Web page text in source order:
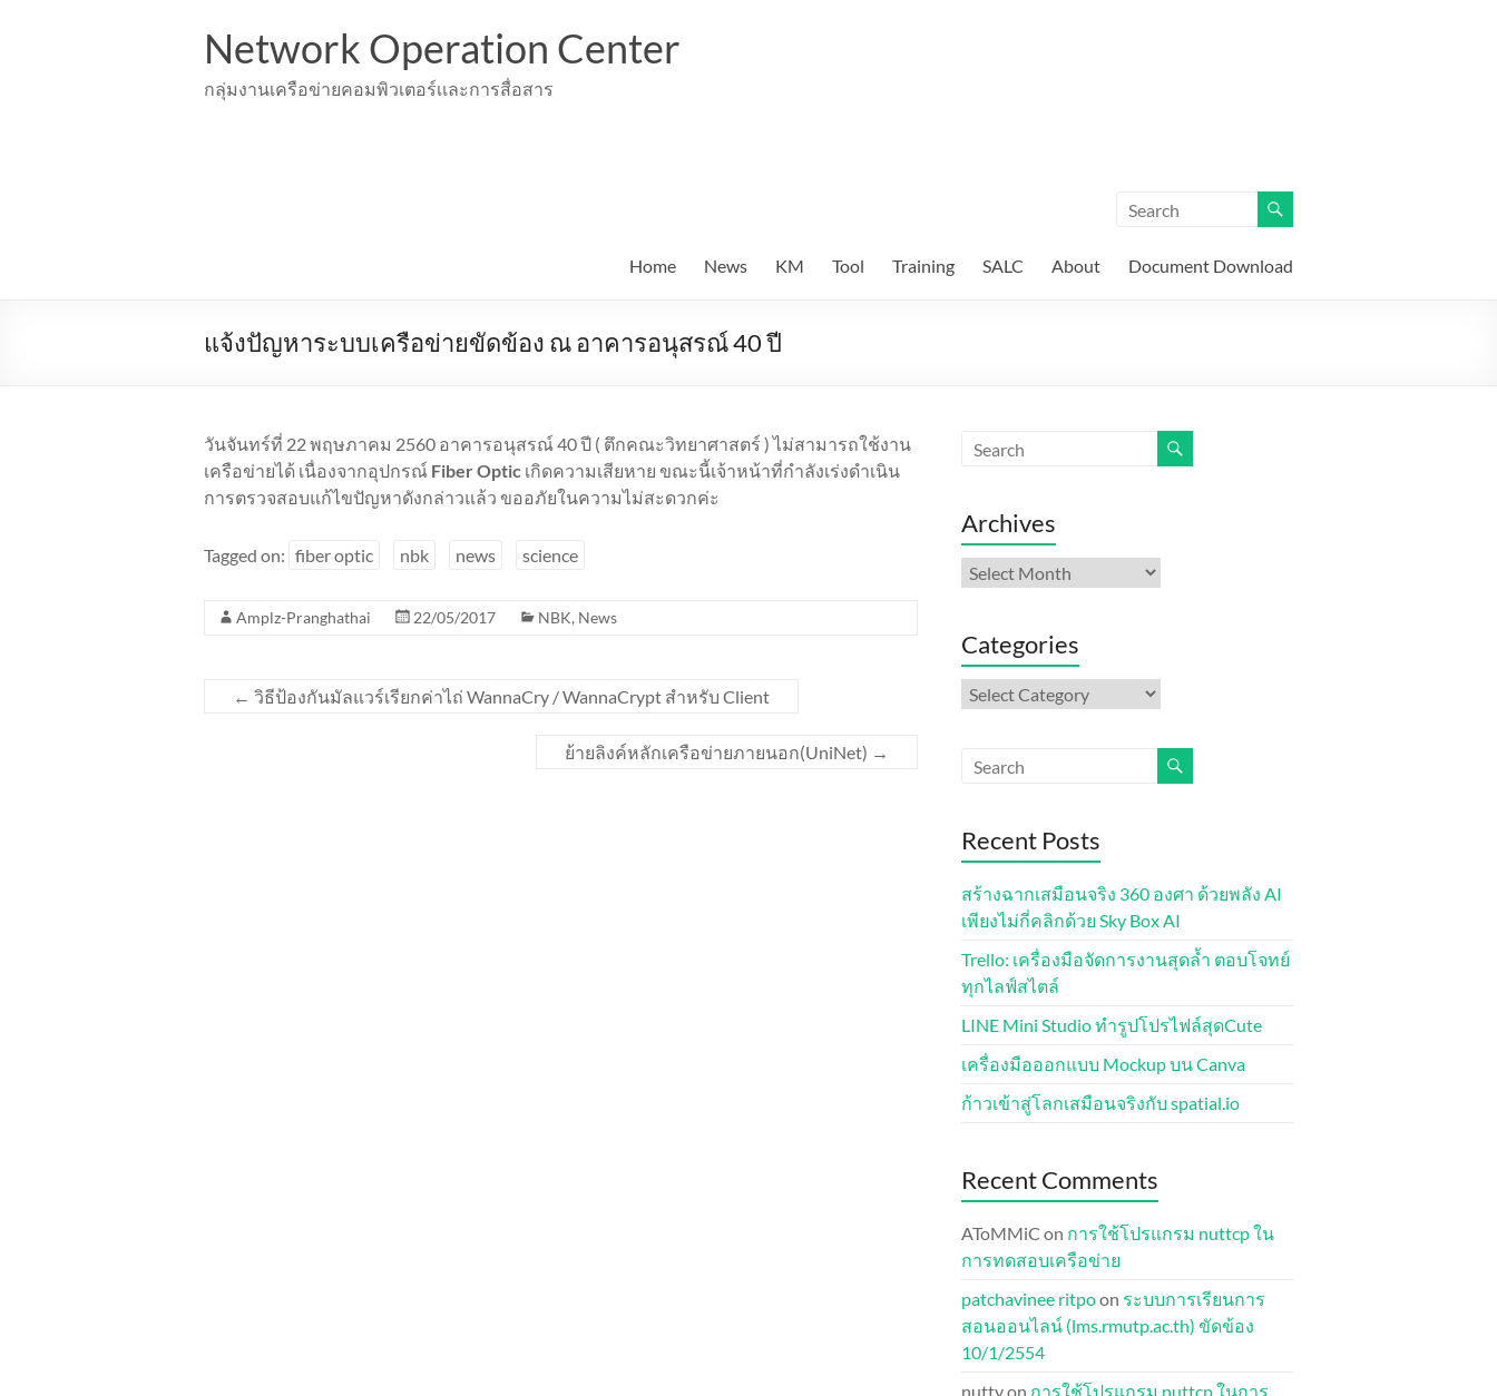
Network Operation Center
กลุ่มงานเครือข่ายคอมพิวเตอร์เเละการสื่อสาร
Home News KM Tool Training SALC About Document Download
แจ้งปัญหาระบบเครือข่ายขัดข้อง ณ อาคารอนุสรณ์ 40 ปี
วันจันทร์ที่ 22 พฤษภาคม 2560 อาคารอนุสรณ์ 40 ปี ( ตึกคณะวิทยาศาสตร์ ) ไม่สามารถใช้งาน
เครือข่ายได้ เนื่องจากอุปกรณ์ Fiber Optic เกิดความเสียหาย ขณะนี้เจ้าหน้าที่กำลังเร่งดำเนิน
การตรวจสอบแก้ไขปัญหาดังกล่าวแล้ว ขออภัยในความไม่สะดวกค่ะ
Tagged on: fiber optic nbk news science
Amplz-Pranghathai 22/05/2017 NBK, News
← วิธีป้องกันมัลแวร์เรียกค่าไถ่ WannaCry / WannaCrypt สำหรับ Client
ย้ายลิงค์หลักเครือข่ายภายนอก(UniNet) →
Archives
Archives
Categories
Categories
Recent Posts
สร้างฉากเสมือนจริง 360 องศา ด้วยพลัง AI
เพียงไม่กี่คลิกด้วย Sky Box AI
Trello: เครื่องมือจัดการงานสุดล้ำ ตอบโจทย์
ทุกไลฟ์สไตล์
LINE Mini Studio ทำรูปโปรไฟล์สุดCute
เครื่องมือออกแบบ Mockup บน Canva
ก้าวเข้าสู่โลกเสมือนจริงกับ spatial.io
Recent Comments
AToMMiC on การใช้โปรแกรม nuttcp ใน
การทดสอบเครือข่าย
patchavinee ritpoon ระบบการเรียนการ
สอนออนไลน์ (lms.rmutp.ac.th) ขัดข้อง
10/1/2554
nuttyon การใช้โปรแกรม nuttcp ในการ